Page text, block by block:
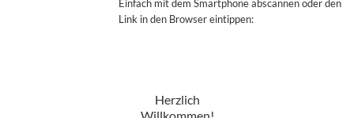
Einfach mit dem Smartphone abscannen oder den
Link in den Browser eintippen:
Herzlich
Willkommen!